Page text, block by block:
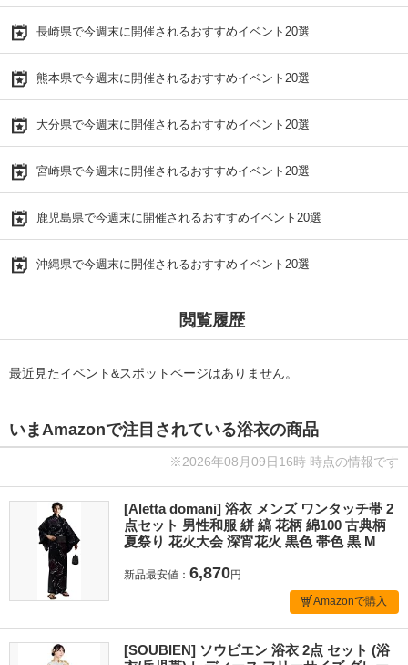
長崎県で今週末に開催されるおすすめイベント20選
熊本県で今週末に開催されるおすすめイベント20選
大分県で今週末に開催されるおすすめイベント20選
宮崎県で今週末に開催されるおすすめイベント20選
鹿児島県で今週末に開催されるおすすめイベント20選
沖縄県で今週末に開催されるおすすめイベント20選
閲覧履歴
最近見たイベント&スポットページはありません。
いまAmazonで注目されている浴衣の商品
※2026年08月09日16時 時点の情報です
[Aletta domani] 浴衣 メンズ ワンタッチ帯 2
点セット 男性和服 絣 縞 花柄 綿100 古典柄
夏祭り 花火大会 深宵花火 黒色 帯色 黒 M
新品最安値： 6,870円
Amazonで購入
[SOUBIEN] ソウビエン 浴衣 2点 セット (浴